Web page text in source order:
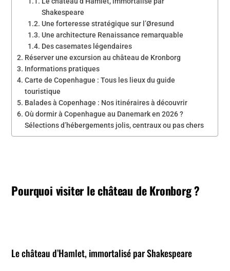
Shakespeare
Une forteresse stratégique sur l’Øresund
Une architecture Renaissance remarquable
Des casemates légendaires
Réserver une excursion au château de Kronborg
Informations pratiques
Carte de Copenhague : Tous les lieux du guide
touristique
Balades à Copenhage : Nos itinéraires à découvrir
Où dormir à Copenhague au Danemark en 2026 ?
Sélections d’hébergements jolis, centraux ou pas chers
Pourquoi visiter le château de Kronborg ?
Le château d’Hamlet, immortalisé par Shakespeare